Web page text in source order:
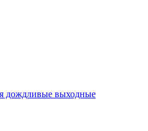
дождливые выходные